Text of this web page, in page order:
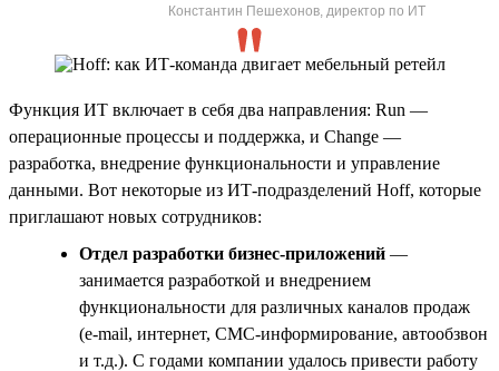
Константин Пешехонов, директор по ИТ
Функция ИТ включает в себя два направления: Run —
операционные процессы и поддержка, и Change —
разработка, внедрение функциональности и управление
данными. Вот некоторые из ИТ-подразделений Hoff, которые
приглашают новых сотрудников:
Отдел разработки бизнес-приложений —
занимается разработкой и внедрением
функциональности для различных каналов продаж
(e-mail, интернет, СМС-информирование, автообзвон
и т.д.). С годами компании удалось привести работу